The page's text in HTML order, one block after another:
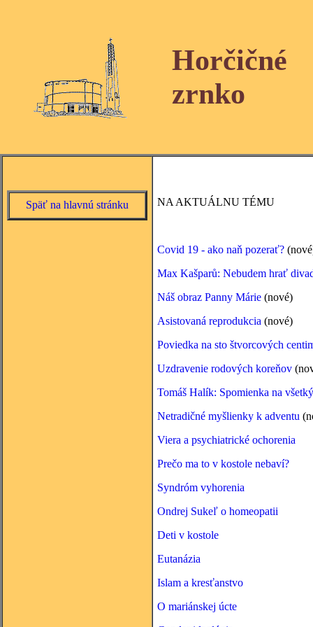
Horčičné
zrnko
Späť na hlavnú stránku NA AKTUÁLNU TÉMU
Covid 19 - ako naň pozerať?
Max Kašparů: Nebudem hrať
Náš obraz Panny Márie (nové)
Asistovaná reprodukcia (nové)
Poviedka na sto štvorcových
Uzdravenie rodových koreňov
Tomáš Halík: Spomienka na
Netradičné myšlienky k adventu
Viera a psychiatrické ochorenia
Prečo ma to v kostole nebaví?
Syndróm vyhorenia
Ondrej Sukeľ o homeopatii
Deti v kostole
Eutanázia
Islam a kresťanstvo
O mariánskej úcte